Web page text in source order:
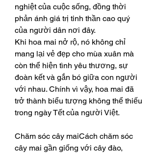
nghiệt của cuộc sống, đồng thời
phản ánh giá trị tinh thần cao quý
của người dân nơi đây.
Khi hoa mai nở rộ, nó không chỉ
mang lại vẻ đẹp cho mùa xuân mà
còn thể hiện tình yêu thương, sự
đoàn kết và gắn bó giữa con người
với nhau. Chính vì vậy, hoa mai đã
trở thành biểu tượng không thể thiếu
trong ngày Tết của người Việt.
Chăm sóc cây maiCách chăm sóc
cây mai gần giống với cây đào,